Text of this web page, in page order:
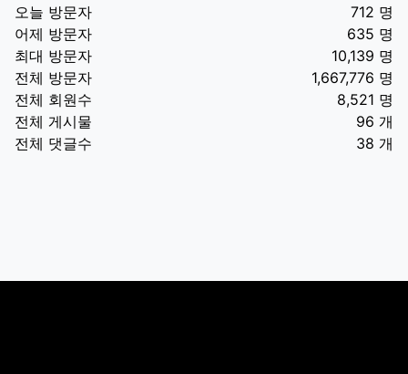
오늘 방문자
712 명
어제 방문자
635 명
최대 방문자
10,139 명
전체 방문자
1,667,776 명
전체 회원수
8,521 명
전체 게시물
96 개
전체 댓글수
38 개